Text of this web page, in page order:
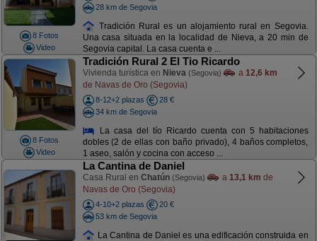
8 Fotos
Video
28 km de Segovia
Tradición Rural es un alojamiento rural en Segovia.
Una casa situada en la localidad de Nieva, a 20 min de
Segovia capital. La casa cuenta e ...
8 Fotos
Video
Tradición Rural 2 El Tio Ricardo
Vivienda turística en Nieva (Segovia) a 12,6 km
de Navas de Oro (Segovia)
8-12+2 plazas
28 €
34 km de Segovia
La casa del tío Ricardo cuenta con 5 habitaciones
dobles (2 de ellas con baño privado), 4 baños completos,
1 aseo, salón y cocina con acceso ...
La Cantina de Daniel
Casa Rural en Chatún (Segovia) a 13,1 km de
Navas de Oro (Segovia)
4-10+2 plazas
20 €
53 km de Segovia
La Cantina de Daniel es una edificación construida en